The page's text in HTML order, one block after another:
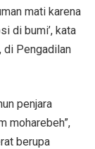
mati karena
di bumi’, kata
di Pengadilan
penjara
moharebeh”,
berupa